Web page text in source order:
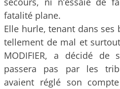
fatalité plane.
Elle hurle, tenant dans ses
tellement de mal et surtout
MODIFIER, a décidé de
passera pas par les
avaient réglé son